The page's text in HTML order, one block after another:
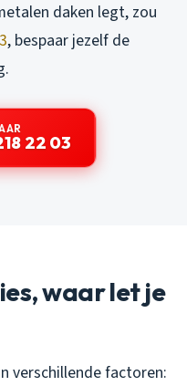
daken legt, zou
, bespaar jezelf de
22 03
waar let je
verschillende factoren: